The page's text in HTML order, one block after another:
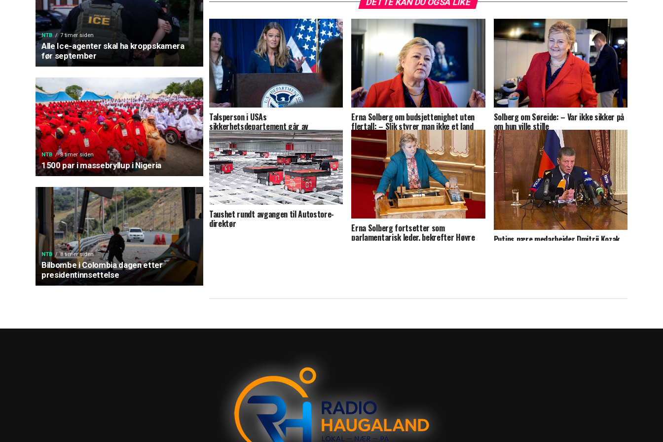
NTB 7 timer siden
Alle Ice-agenter skal ha kroppskamera
før september
NTB 8 timer siden
1500 par i massebryllup i Nigeria
NTB 8 timer siden
Bilbombe i Colombia dagen etter
presidentinnsettelse
Talsperson i USAs
sikkerhetsdepartement går av
Erna Solberg om budsjettenighet uten
flertall: – Slik styrer man ikke et land
Solberg om Søreide: – Var ikke sikker på
om hun ville stille
Taushet rundt avgangen til Autostore-
direktør Erna Solberg fortsetter som
parlamentarisk leder, bekrefter Høyre Putins nære medarbeider Dmitrij Kozak